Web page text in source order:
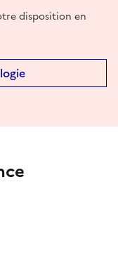
disposition en